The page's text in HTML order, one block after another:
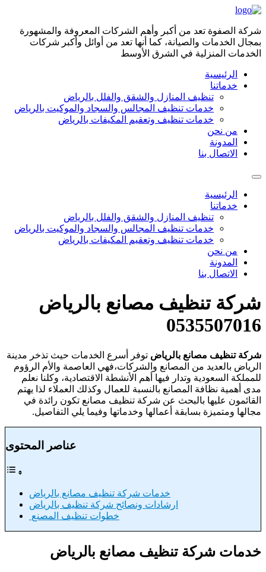
Skip
content
شركة الصفوة تعد من أكبر وأهم الشركات المعروفة والمشهورة
بمجال الخدمات والصيانة، كما أنها تعد من أوائل وأكبر شركات
الخدمات المنزلية في الشرق الأوسط
الرئيسية
خدماتنا
تنظيف المنازل والشقق والفلل بالرياض
خدمات تنظيف المجالس والسجاد والموكيت بالرياض
خدمات تنظيف وتعقيم المكيفات بالرياض
من نحن
المدونة
الاتصال بنا
الرئيسية
خدماتنا
تنظيف المنازل والشقق والفلل بالرياض
خدمات تنظيف المجالس والسجاد والموكيت بالرياض
خدمات تنظيف وتعقيم المكيفات بالرياض
من نحن
المدونة
الاتصال بنا
شركة تنظيف مصانع بالرياض
0535507016
شركة تنظيف مصانع بالرياض توفر أسرع الخدمات حيث تذخر مدينة
الرياض بالعديد من المصانع والشركات،فهي العاصمة والأم الرؤوم
للمملكة السعودية وتدار فيها أهم الأنشطة الاقتصادية، وكلنا نعلم
مدى أهمية نظافة المصانع بالنسبة للعمال وكذلك العملاء لذا يهتم
القائمون عليها بالبحث عن شركة تنظيف مصانع تكون رائدة في
مجالها ومتميزة بسابقة أعمالها وخدماتها وفيما يلي التفاصيل.
عناصر المحتوى
خدمات شركة تنظيف مصانع بالرياض
ارشادات ونصائح شركة تنظيف بالرياض
خطوات تنظيف المصنع
خدمات شركة تنظيف مصانع بالرياض